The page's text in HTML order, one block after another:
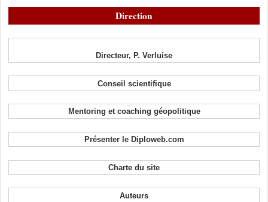
Direction
Directeur, P. Verluise
Conseil scientifique
Mentoring et coaching géopolitique
Présenter le Diploweb.com
Charte du site
Auteurs